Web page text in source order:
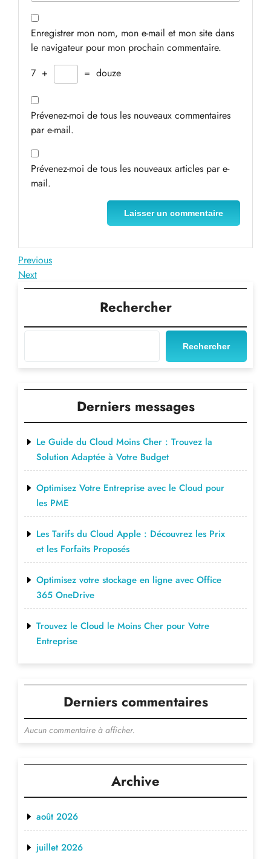
Enregistrer mon nom, mon e-mail et mon site dans
le navigateur pour mon prochain commentaire.
7 + = douze
Prévenez-moi de tous les nouveaux commentaires
par e-mail.
Prévenez-moi de tous les nouveaux articles par e-
mail.
Navigation
de
Previous
Post
Previous
Next
Post
Next
Rechercher
Rechercher
Derniers messages
Le Guide du Cloud Moins Cher : Trouvez la
Solution Adaptée à Votre Budget
Optimisez Votre Entreprise avec le Cloud pour
les PME
Les Tarifs du Cloud Apple : Découvrez les Prix
et les Forfaits Proposés
Optimisez votre stockage en ligne avec Office
365 OneDrive
Trouvez le Cloud le Moins Cher pour Votre
Entreprise
Derniers commentaires
Aucun commentaire à afficher.
Archive
août 2026
juillet 2026